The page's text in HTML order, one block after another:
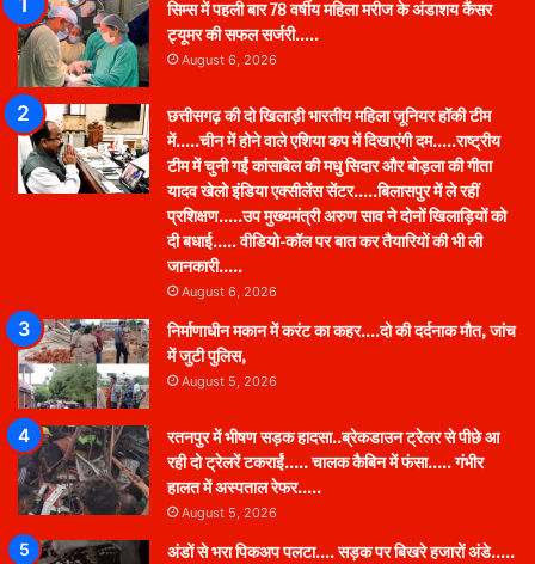
सिम्स में पहली बार 78 वर्षीय महिला मरीज के अंडाशय कैंसर
ट्यूमर की सफल सर्जरी…..
August 6, 2026
छत्तीसगढ़ की दो खिलाड़ी भारतीय महिला जूनियर हॉकी टीम
में…..चीन में होने वाले एशिया कप में दिखाएंगी दम…..राष्ट्रीय
टीम में चुनी गईं कांसाबेल की मधु सिदार और बोड़ला की गीता
यादव खेलो इंडिया एक्सीलेंस सेंटर…..बिलासपुर में ले रहीं
प्रशिक्षण…..उप मुख्यमंत्री अरुण साव ने दोनों खिलाड़ियों को
दी बधाई….. वीडियो-कॉल पर बात कर तैयारियों की भी ली
जानकारी…..
August 6, 2026
निर्माणाधीन मकान में करंट का कहर….दो की दर्दनाक मौत, जांच
में जुटी पुलिस,
August 5, 2026
रतनपुर में भीषण सड़क हादसा..ब्रेकडाउन ट्रेलर से पीछे आ
रही दो ट्रेलरें टकराईं….. चालक कैबिन में फंसा….. गंभीर
हालत में अस्पताल रेफर…..
August 5, 2026
अंडों से भरा पिकअप पलटा…. सड़क पर बिखरे हजारों अंडे…..